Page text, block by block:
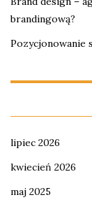
brandingową?
Pozycjonowanie
lipiec 2026
kwiecień 2026
maj 2025